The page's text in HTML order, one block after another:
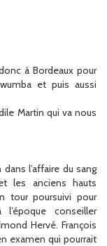
à Bordeaux pour
et puis aussi
Martin qui va nous
l’affaire du sang
les anciens hauts
tour poursuivi pour
conseiller
Hervé. François
examen qui pourrait